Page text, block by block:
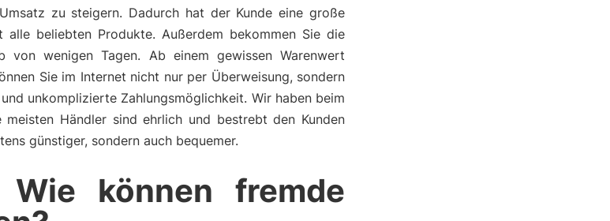
zu steigern. Dadurch hat der Kunde eine große
beliebten Produkte. Außerdem bekommen Sie die
wenigen Tagen. Ab einem gewissen Warenwert
Sie im Internet nicht nur per Überweisung, sondern
unkomplizierte Zahlungsmöglichkeit. Wir haben beim
Händler sind ehrlich und bestrebt den Kunden
günstiger, sondern auch bequemer.
Wie können fremde